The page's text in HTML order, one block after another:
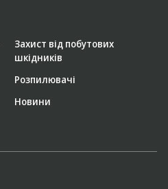
Захист від побутових
шкідників
Розпилювачі
Новини